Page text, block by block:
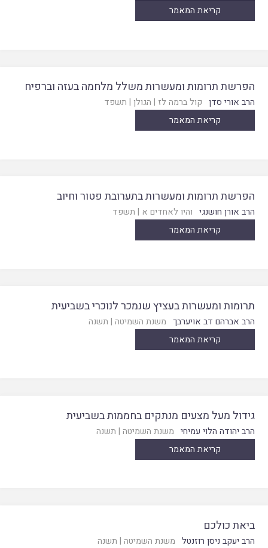
קריאת המאמר
הפרשת תרומות ומעשרות משלל מלחמה בעזה וברפיח
הרב אורי סדן קול ברמה לז | הגולן | תשפד
קריאת המאמר
הפרשת תרומות ומעשרות בתערובת פטור וחיוב
הרב אורן חושנגי והיו לאחדים א | תשפד
קריאת המאמר
תרומות ומעשרות בעציץ שנמכר לנוכרי בשביעית
הרב אברהם דב אויערבך משנת השמיטה | תשנה
קריאת המאמר
גידול מעל מצעים מנתקים בחממות בשביעית
הרב יהודה הלוי עמיחי משנת השמיטה | תשנה
קריאת המאמר
ביאת כולכם
הרב יעקב ניסן רוזנטל משנת השמיטה | תשנה